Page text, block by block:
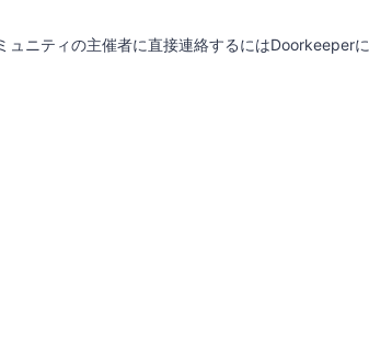
ュニティの主催者に直接連絡するにはDoorkeeperに